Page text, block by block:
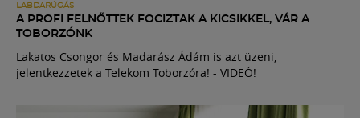
LABDARÚGÁS
A PROFI FELNŐTTEK FOCIZTAK A KICSIKKEL, VÁR A
TOBORZÓNK
Lakatos Csongor és Madarász Ádám is azt üzeni,
jelentkezzetek a Telekom Toborzóra! - VIDEÓ!